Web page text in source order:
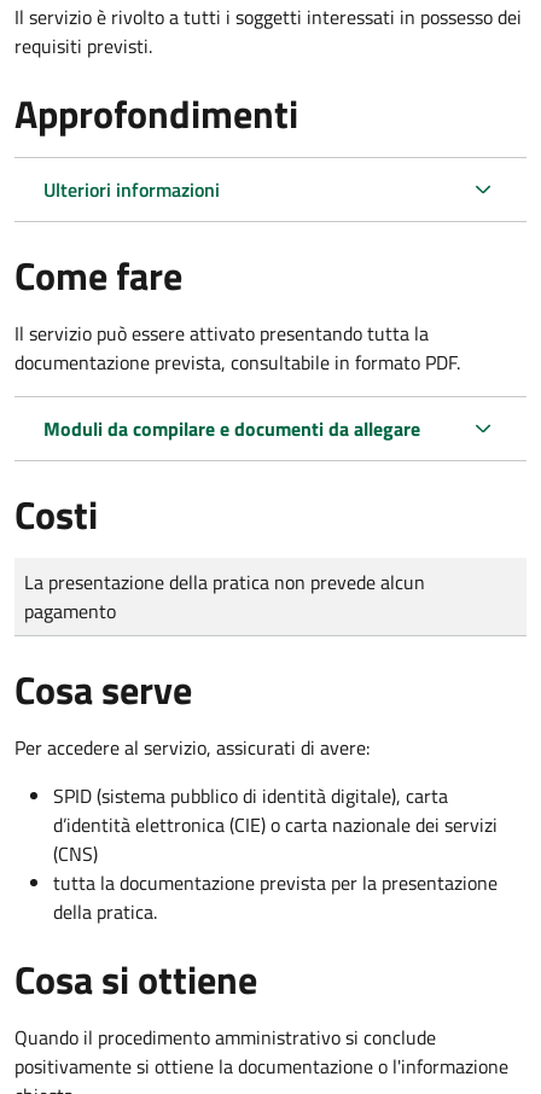
Il servizio è rivolto a tutti i soggetti interessati in possesso dei
requisiti previsti.
Approfondimenti
Ulteriori informazioni
Come fare
Il servizio può essere attivato presentando tutta la
documentazione prevista, consultabile in formato PDF.
Moduli da compilare e documenti da allegare
Costi
Tipo di pagamento
Importo
La presentazione della pratica non prevede alcun
pagamento
Cosa serve
Per accedere al servizio, assicurati di avere:
SPID (sistema pubblico di identità digitale), carta
d’identità elettronica (CIE) o carta nazionale dei servizi
(CNS)
tutta la documentazione prevista per la presentazione
della pratica.
Cosa si ottiene
Quando il procedimento amministrativo si conclude
positivamente si ottiene la documentazione o l'informazione